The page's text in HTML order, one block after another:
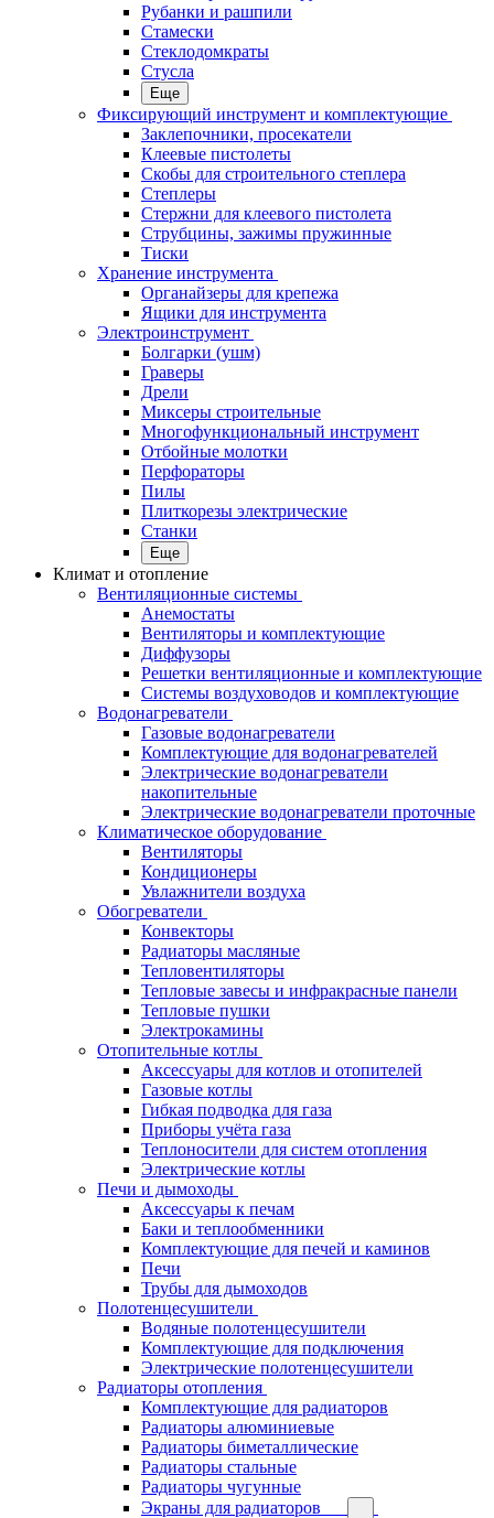
Рубанки и рашпили
Стамески
Стеклодомкраты
Стусла
Еще
Фиксирующий инструмент и комплектующие
Заклепочники, просекатели
Клеевые пистолеты
Скобы для строительного степлера
Степлеры
Стержни для клеевого пистолета
Струбцины, зажимы пружинные
Тиски
Хранение инструмента
Органайзеры для крепежа
Ящики для инструмента
Электроинструмент
Болгарки (ушм)
Граверы
Дрели
Миксеры строительные
Многофункциональный инструмент
Отбойные молотки
Перфораторы
Пилы
Плиткорезы электрические
Станки
Еще
Климат и отопление
Вентиляционные системы
Анемостаты
Вентиляторы и комплектующие
Диффузоры
Решетки вентиляционные и комплектующие
Системы воздуховодов и комплектующие
Водонагреватели
Газовые водонагреватели
Комплектующие для водонагревателей
Электрические водонагреватели
накопительные
Электрические водонагреватели проточные
Климатическое оборудование
Вентиляторы
Кондиционеры
Увлажнители воздуха
Обогреватели
Конвекторы
Радиаторы масляные
Тепловентиляторы
Тепловые завесы и инфракрасные панели
Тепловые пушки
Электрокамины
Отопительные котлы
Аксессуары для котлов и отопителей
Газовые котлы
Гибкая подводка для газа
Приборы учёта газа
Теплоносители для систем отопления
Электрические котлы
Печи и дымоходы
Аксессуары к печам
Баки и теплообменники
Комплектующие для печей и каминов
Печи
Трубы для дымоходов
Полотенцесушители
Водяные полотенцесушители
Комплектующие для подключения
Электрические полотенцесушители
Радиаторы отопления
Комплектующие для радиаторов
Радиаторы алюминиевые
Радиаторы биметаллические
Радиаторы стальные
Радиаторы чугунные
Экраны для радиаторов